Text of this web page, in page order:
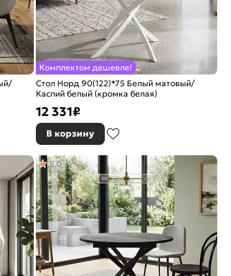
Комплектом дешевле!
Стол Норд 90(122)*75 Белый матовый/
Каспий белый (кромка белая)
12 331₽
В корзину
5,0